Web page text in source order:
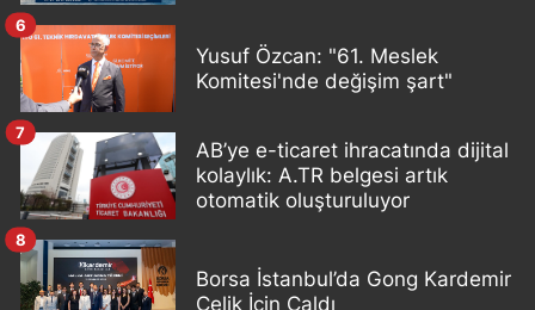
Yusuf Özcan: "61. Meslek
Komitesi'nde değişim şart"
6
AB’ye e-ticaret ihracatında dijital
kolaylık: A.TR belgesi artık
otomatik oluşturuluyor
7
Borsa İstanbul’da Gong Kardemir
Çelik İçin Çaldı
8